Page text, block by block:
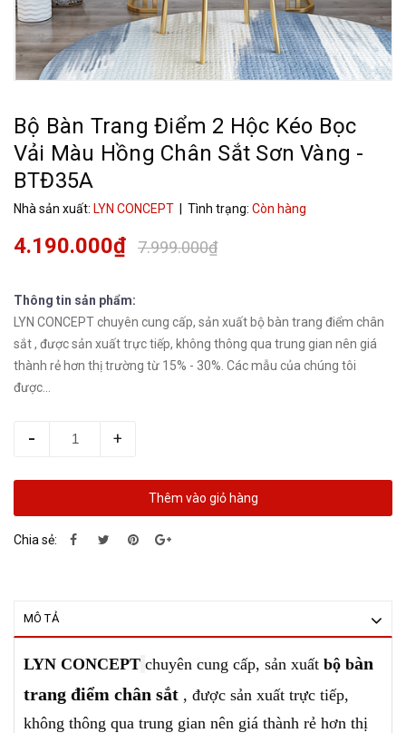
Bộ Bàn Trang Điểm 2 Hộc Kéo Bọc
Vải Màu Hồng Chân Sắt Sơn Vàng -
BTĐ35A
Nhà sản xuất: LYN CONCEPT | Tình trạng: Còn hàng
4.190.000₫ 7.999.000₫
Thông tin sản phẩm:
LYN CONCEPT chuyên cung cấp, sản xuất bộ bàn trang điểm chân
sắt , được sản xuất trực tiếp, không thông qua trung gian nên giá
thành rẻ hơn thị trường từ 15% - 30%. Các mẫu của chúng tôi
được...
- +
Thêm vào giỏ hàng
Chia sẻ:
MÔ TẢ
LYN CONCEPT chuyên cung cấp, sản xuất bộ bàn
trang điểm chân sắt , được sản xuất trực tiếp,
không thông qua trung gian nên giá thành rẻ hơn thị